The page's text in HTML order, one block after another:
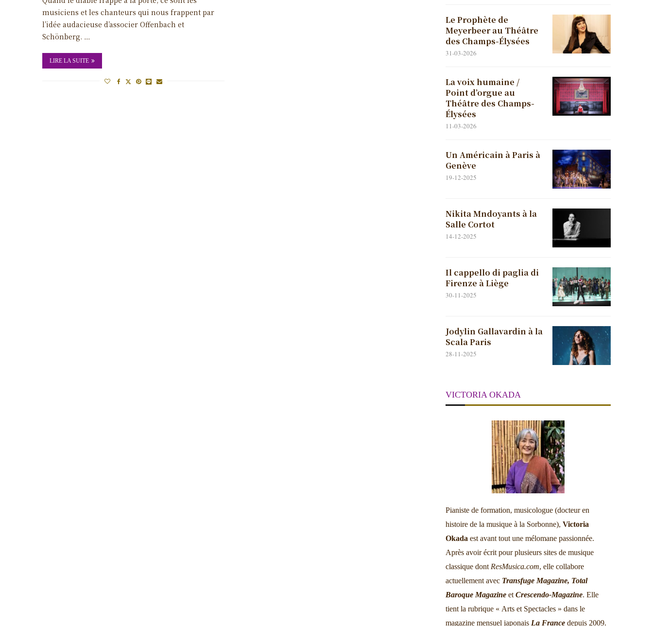
musiciens et les chanteurs qui nous frappent par
l’idée audacieuse d’associer Offenbach et
Schönberg. …
LIRE LA SUITE
Le Prophète de
Meyerbeer au Théâtre
des Champs-Élysées
31-03-2026
La voix humaine /
Point d’orgue au
Théâtre des Champs-
Élysées
11-03-2026
Un Américain à Paris à
Genève
19-12-2025
Nikita Mndoyants à la
Salle Cortot
14-12-2025
Il cappello di paglia di
Firenze à Liège
30-11-2025
Jodylin Gallavardin à la
Scala Paris
28-11-2025
VICTORIA OKADA
Pianiste de formation, musicologue (docteur en
histoire de la musique à la Sorbonne), Victoria
Okada est avant tout une mélomane passionnée.
Après avoir écrit pour plusieurs sites de musique
classique dont ResMusica.com, elle collabore
actuellement avec Transfuge Magazine, Total
Baroque Magazine et Crescendo-Magazine. Elle
tient la rubrique « Arts et Spectacles » dans le
magazine mensuel japonais La France depuis 2009.